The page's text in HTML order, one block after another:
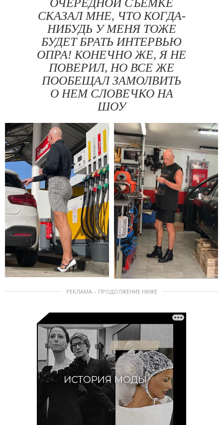
ОЧЕРЕДНОЙ СЪЕМКЕ
СКАЗАЛ МНЕ, ЧТО КОГДА-
НИБУДЬ У МЕНЯ ТОЖЕ
БУДЕТ БРАТЬ ИНТЕРВЬЮ
ОПРА! КОНЕЧНО ЖЕ, Я НЕ
ПОВЕРИЛ, НО ВСЕ ЖЕ
ПООБЕЩАЛ ЗАМОЛВИТЬ
О НЕМ СЛОВЕЧКО НА
ШОУ
РЕКЛАМА – ПРОДОЛЖЕНИЕ НИЖЕ